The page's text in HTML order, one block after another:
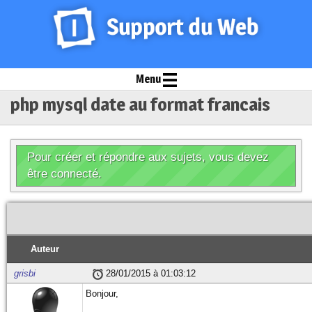
Menu
php mysql date au format francais
Pour créer et répondre aux sujets, vous devez
être connecté.
Auteur
grisbi
28/01/2015 à 01:03:12
Bonjour,